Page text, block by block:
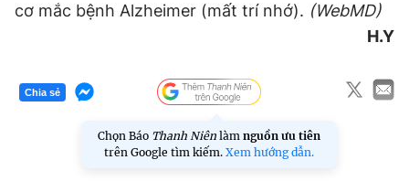
Đọc Thanh Niên trên điện thoại
cơ mắc bệnh Alzheimer (mất trí nhớ). (WebMD)
H.Y
Chia sẻ
Chọn Báo Thanh Niên làm nguồn ưu tiên
trên Google tìm kiếm. Xem hướng dẫn.